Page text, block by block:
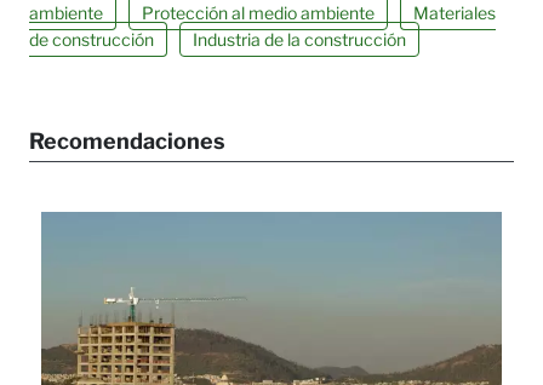
ambiente
Protección al medio ambiente
Materiales
de construcción
Industria de la construcción
Recomendaciones